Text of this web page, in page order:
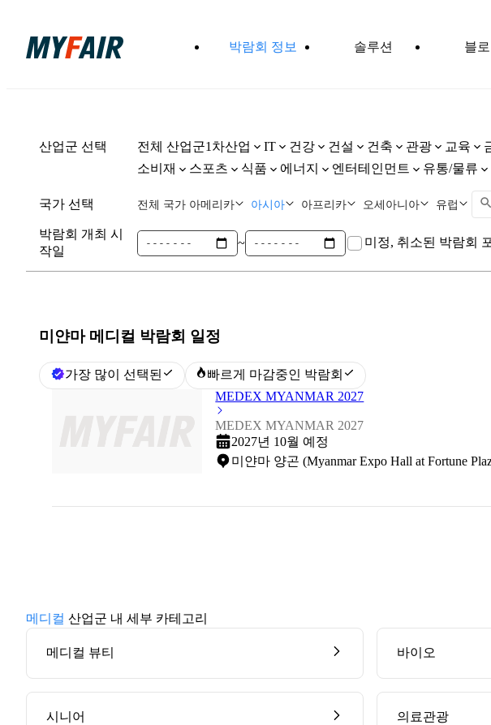
박람회 정보 솔루션 블
산업군 선택 전체 산업군1차산업 IT 건강 건설 건축 관광 교육
소비재
스포츠 식품 에너지 엔터테인먼트 유통/물류
국가 선택 전체 국가 아메리카 아시아 아프리카 오세아니아 유럽
박람회 개최 시
작일
~ 미정, 취소된 박람회
미얀마 메디컬 박람회 일정
가장 많이 선택된 빠르게 마감중인 박람회
MEDEX MYANMAR 2027
MEDEX MYANMAR 2027
2027년 10월 예정
미얀마 양곤 (Myanmar Expo Hall at Fortune
메디컬 산업군 내 세부 카테고리
메디컬 뷰티 바이오
시니어 의료관광